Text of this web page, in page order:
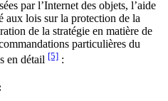
par l’Internet des objets, l’aide
aux lois sur la protection de la
de la stratégie en matière de
particulières du
en détail [5] :